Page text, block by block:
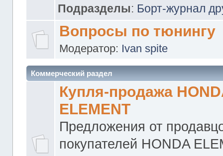
Подразделы: Борт-журнал
Вопросы по тюнингу
Модератор: Ivan spite
Коммерческий раздел
Купля-продажа
ELEMENT
Предложения от
покупателей HONDA